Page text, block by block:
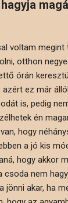
voltam
otthon
órán
ez már
is, pedig
én
hogy
a jó kis
hogy akkor
csoda nem
jönni akar, ha